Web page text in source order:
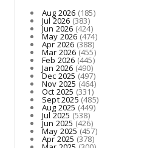
Aug 2026 (185)
Jul 2026 (383)
Jun 2026(424)
May 2026(474)
Apr 2026 (388)
Mar 2026(455)
Feb 2026 (445)
Jan 2026 (490)
Dec 2025(497)
Nov 2025 (464)
Oct 2025 (331)
Sept 2025 (485)
Aug 2025 (449)
Jul 2025 (538)
Jun 2025(426)
May 2025(457)
Apr 2025 (378)